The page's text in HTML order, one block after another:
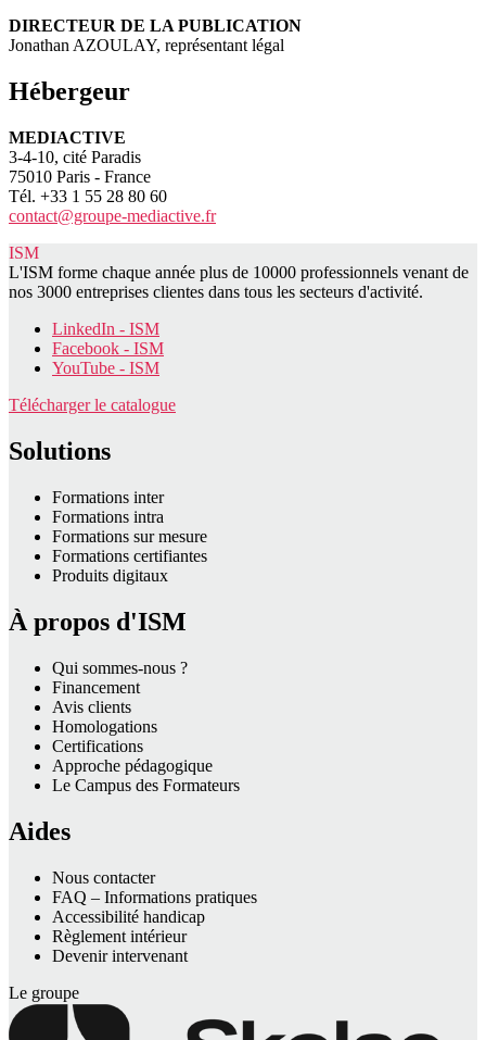
DIRECTEUR DE LA PUBLICATION
Jonathan AZOULAY, représentant légal
Hébergeur
MEDIACTIVE
3-4-10, cité Paradis
75010 Paris - France
Tél. +33 1 55 28 80 60
contact@groupe-mediactive.fr
ISM
L'ISM forme chaque année plus de 10000 professionnels venant de
nos 3000 entreprises clientes dans tous les secteurs d'activité.
LinkedIn - ISM
Facebook - ISM
YouTube - ISM
Télécharger le catalogue
Solutions
Formations inter
Formations intra
Formations sur mesure
Formations certifiantes
Produits digitaux
À propos d'ISM
Qui sommes-nous ?
Financement
Avis clients
Homologations
Certifications
Approche pédagogique
Le Campus des Formateurs
Aides
Nous contacter
FAQ – Informations pratiques
Accessibilité handicap
Règlement intérieur
Devenir intervenant
Le groupe